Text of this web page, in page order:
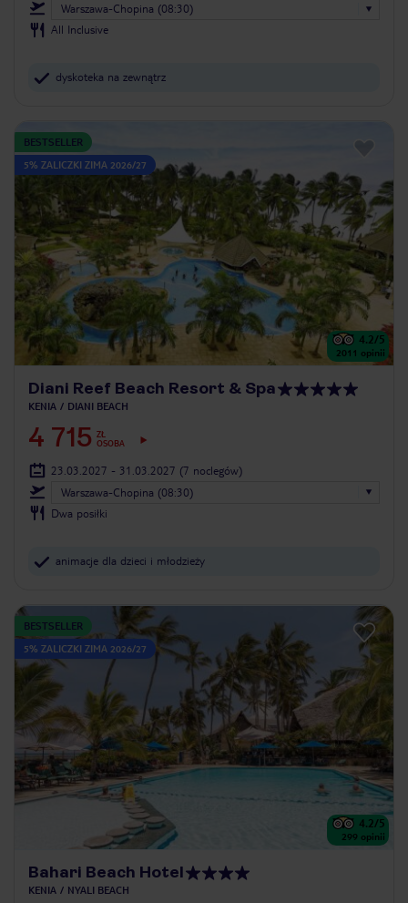
Warszawa-Chopina (08:30)
All Inclusive
dyskoteka na zewnątrz
BESTSELLER
5% ZALICZKI ZIMA 2026/27
4.2/5
2011 opinii
Diani Reef Beach Resort & Spa
KENIA DIANI BEACH
4 715 ZŁ
OSOBA
23.03.2027 - 31.03.2027 (7 noclegów)
Warszawa-Chopina (08:30)
Dwa posiłki
animacje dla dzieci i młodzieży
BESTSELLER
5% ZALICZKI ZIMA 2026/27
4.2/5
299 opinii
Bahari Beach Hotel
KENIA NYALI BEACH